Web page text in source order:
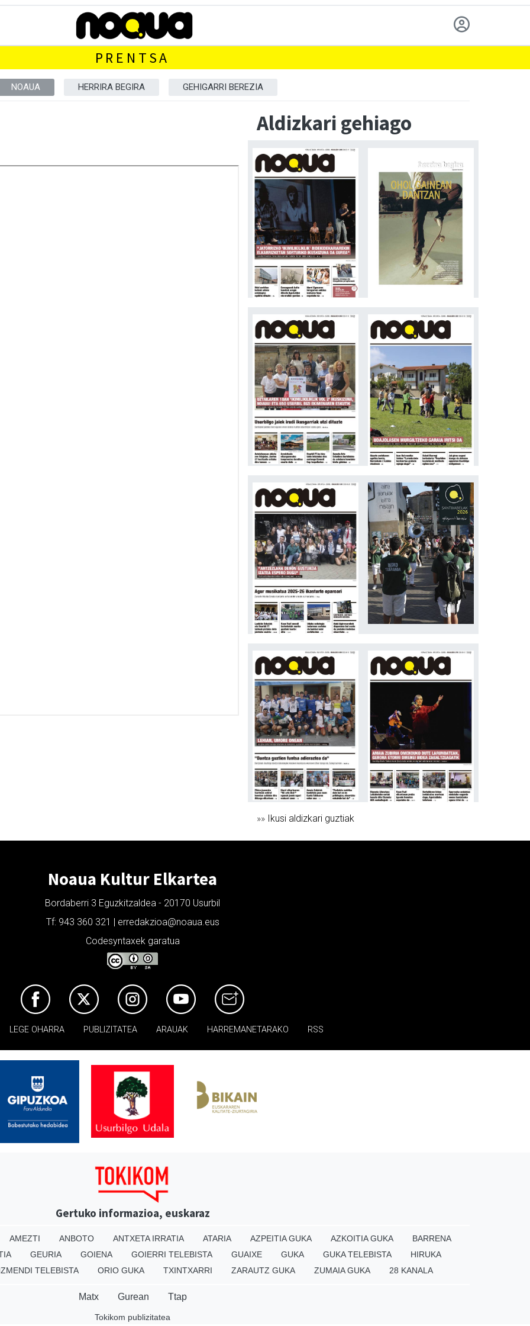
PRENTSA
NOAUA HERRIRA BEGIRA GEHIGARRI BEREZIA
Aldizkari gehiago
»» Ikusi aldizkari guztiak
Noaua Kultur Elkartea
Bordaberri 3 Eguzkitzaldea - 20170 Usurbil
Tf: 943 360 321 | erredakzioa@noaua.eus
Codesyntaxek garatua
LEGE OHARRA PUBLIZITATEA ARAUAK HARREMANETARAKO RSS
Gertuko informazioa, euskaraz
AMEZTI ANBOTO ANTXETA IRRATIA ATARIA AZPEITIA GUKA AZKOITIA GUKA
BARRENA
GEURIA GOIENA GOIERRI TELEBISTA GUAIXE GUKA GUKA TELEBISTA
HIRUKA
TELEBISTA ORIO GUKA TXINTXARRI ZARAUTZ GUKA ZUMAIA GUKA 28 KANALA
Matx Gurean Ttap
Tokikom publizitatea